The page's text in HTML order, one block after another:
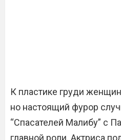
К пластике груди
но настоящий фурор
“Спасателей Малибу” с